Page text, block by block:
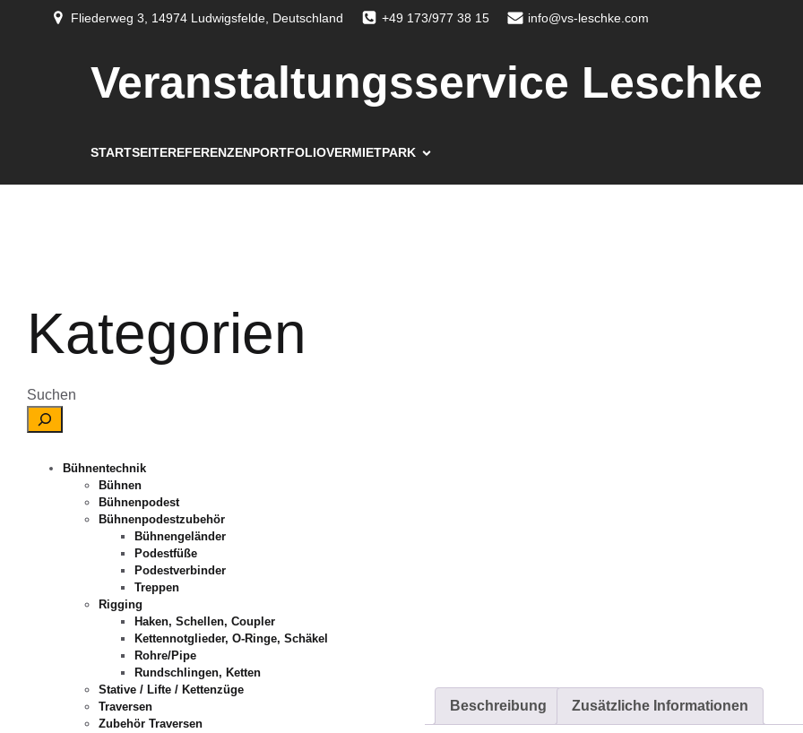
Fliederweg 3, 14974 Ludwigsfelde, Deutschland +49 173/977 38 15 info@vs-leschke.com
Veranstaltungsservice Leschke
STARTSEITEREFERENZENPORTFOLIOVERMIETPARK
Kategorien
Suchen
Bühnentechnik
Bühnen
Bühnenpodest
Bühnenpodestzubehör
Bühnengeländer
Podestfüße
Podestverbinder
Treppen
Rigging
Haken, Schellen, Coupler
Kettennotglieder, O-Ringe, Schäkel
Rohre/Pipe
Rundschlingen, Ketten
Stative / Lifte / Kettenzüge
Traversen
Zubehör Traversen
Beschreibung Zusätzliche Informationen